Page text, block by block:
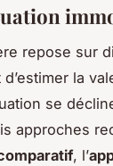
repose sur
la
se
approches
, l’